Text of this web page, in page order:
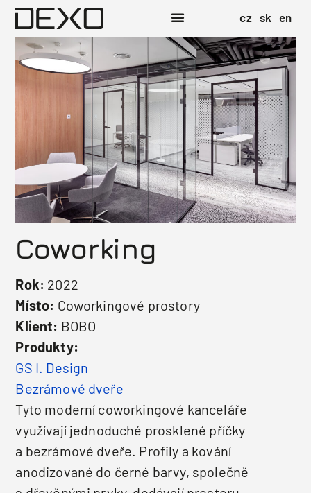
cz sk en
Coworking
Rok: 2022
Místo: Coworkingové prostory
Klient: BOBO
Produkty:
GS I. Design
Bezrámové dveře
Tyto moderní coworkingové kanceláře
využívají jednoduché prosklené příčky
a bezrámové dveře. Profily a kování
anodizované do černé barvy, společně